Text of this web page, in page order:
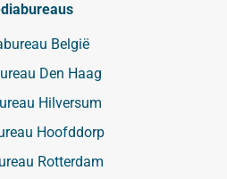
België
Den Haag
Hilversum
Hoofddorp
Rotterdam